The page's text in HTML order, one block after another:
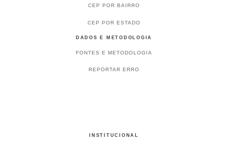
CEP POR BAIRRO
CEP POR ESTADO
DADOS E METODOLOGIA
FONTES E METODOLOGIA
REPORTAR ERRO
INSTITUCIONAL